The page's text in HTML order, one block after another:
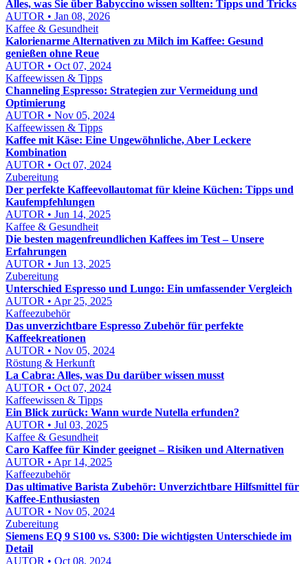
Alles, was Sie über Babyccino wissen sollten: Tipps und Tricks
AUTOR • Jan 08, 2026
Kaffee & Gesundheit
Kalorienarme Alternativen zu Milch im Kaffee: Gesund
genießen ohne Reue
AUTOR • Oct 07, 2024
Kaffeewissen & Tipps
Channeling Espresso: Strategien zur Vermeidung und
Optimierung
AUTOR • Nov 05, 2024
Kaffeewissen & Tipps
Kaffee mit Käse: Eine Ungewöhnliche, Aber Leckere
Kombination
AUTOR • Oct 07, 2024
Zubereitung
Der perfekte Kaffeevollautomat für kleine Küchen: Tipps und
Kaufempfehlungen
AUTOR • Jun 14, 2025
Kaffee & Gesundheit
Die besten magenfreundlichen Kaffees im Test – Unsere
Erfahrungen
AUTOR • Jun 13, 2025
Zubereitung
Unterschied Espresso und Lungo: Ein umfassender Vergleich
AUTOR • Apr 25, 2025
Kaffeezubehör
Das unverzichtbare Espresso Zubehör für perfekte
Kaffeekreationen
AUTOR • Nov 05, 2024
Röstung & Herkunft
La Cabra: Alles, was Du darüber wissen musst
AUTOR • Oct 07, 2024
Kaffeewissen & Tipps
Ein Blick zurück: Wann wurde Nutella erfunden?
AUTOR • Jul 03, 2025
Kaffee & Gesundheit
Caro Kaffee für Kinder geeignet – Risiken und Alternativen
AUTOR • Apr 14, 2025
Kaffeezubehör
Das ultimative Barista Zubehör: Unverzichtbare Hilfsmittel für
Kaffee-Enthusiasten
AUTOR • Nov 05, 2024
Zubereitung
Siemens EQ 9 S100 vs. S300: Die wichtigsten Unterschiede im
Detail
AUTOR • Oct 08, 2024